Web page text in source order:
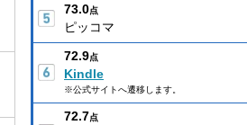
73.0点
ピッコマ
72.9点
Kindle
※公式サイトへ遷移します。
72.7点